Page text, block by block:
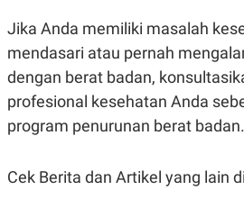
Jika Anda memiliki masalah
mendasari atau pernah
dengan berat badan,
profesional kesehatan Anda
program penurunan berat badan.
Cek Berita dan Artikel yang lain di